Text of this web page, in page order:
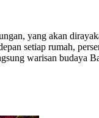
yang akan
setiap rumah,
warisan budaya